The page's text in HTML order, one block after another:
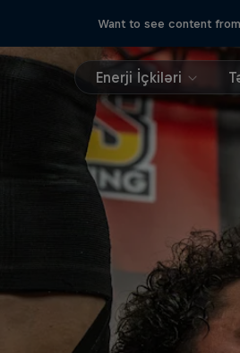
Want to see content
Enerji İçkiləri